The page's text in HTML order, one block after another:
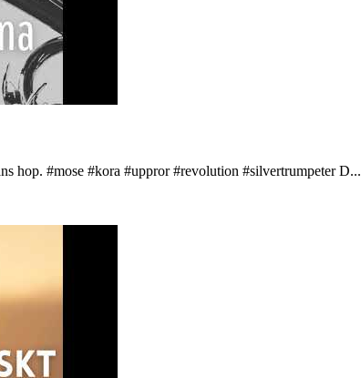
hop. #mose #kora #uppror #revolution #silvertrumpeter D...